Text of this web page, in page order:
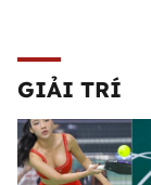
GIẢI TRÍ